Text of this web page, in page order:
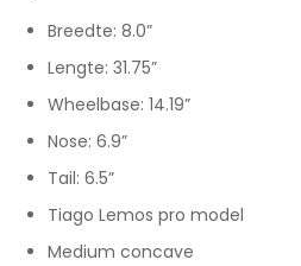
Breedte: 8.0”
Lengte: 31.75”
Wheelbase: 14.19”
Nose: 6.9”
Tail: 6.5”
Tiago Lemos pro model
Medium concave